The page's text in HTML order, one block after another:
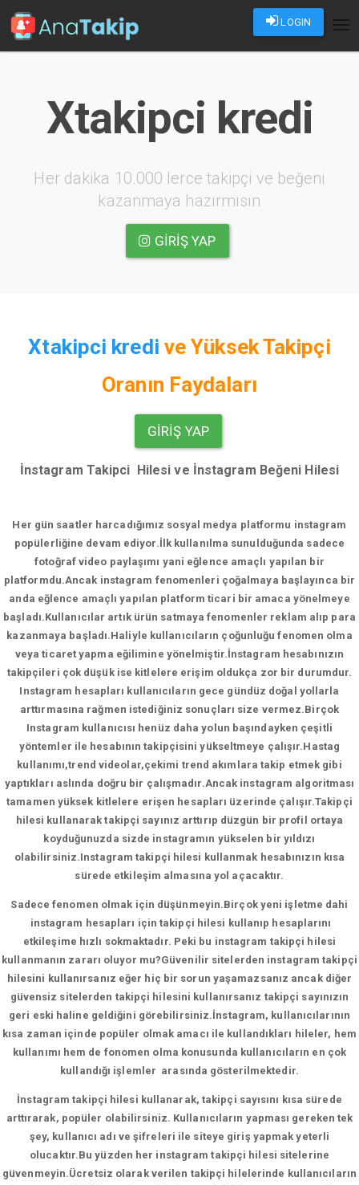
LOGIN
Xtakipci kredi
Her dakika 10.000 lerce takipçi ve beğeni
kazanmaya hazırmısın
GIRIŞ YAP
Xtakipci kredi veYüksek Takipçi
Oranın Faydaları
GIRIŞ YAP
İnstagram Takipci Hilesi ve İnstagram Beğeni Hilesi
Her gün saatler harcadığımız sosyal medya platformu instagram
popülerliğine devam ediyor.İlk kullanılma sunulduğunda sadece
fotoğraf video paylaşımı yani eğlence amaçlı yapılan bir
platformdu.Ancak instagram fenomenleri çoğalmaya başlayınca bir
anda eğlence amaçlı yapılan platform ticari bir amaca yönelmeye
başladı.Kullanıcılar artık ürün satmaya fenomenler reklam alıp para
kazanmaya başladı.Haliyle kullanıcıların çoğunluğu fenomen olma
veya ticaret yapma eğilimine yönelmiştir.İnstagram hesabınızın
takipçileri çok düşük ise kitlelere erişim oldukça zor bir durumdur.
Instagram hesapları kullanıcıların gece gündüz doğal yollarla
arttırmasına rağmen istediğiniz sonuçları size vermez.Birçok
Instagram kullanıcısı henüz daha yolun başındayken çeşitli
yöntemler ile hesabının takipçisini yükseltmeye çalışır.Hastag
kullanımı,trend videolar,çekimi trend akımlara takip etmek gibi
yaptıkları aslında doğru bir çalışmadır.Ancak instagram algoritması
tamamen yüksek kitlelere erişen hesapları üzerinde çalışır.Takipçi
hilesi kullanarak takipçi sayınız arttırıp düzgün bir profil ortaya
koyduğunuzda sizde instagramın yükselen bir yıldızı
olabilirsiniz.Instagram takipçi hilesi kullanmak hesabınızın kısa
sürede etkileşim almasına yol açacaktır.
Sadece fenomen olmak için düşünmeyin.Birçok yeni işletme dahi
instagram hesapları için takipçi hilesi kullanıp hesaplarını
etkileşime hızlı sokmaktadır. Peki bu instagram takipçi hilesi
kullanmanın zararı oluyor mu?Güvenilir sitelerden instagram takipçi
hilesini kullanırsanız eğer hiç bir sorun yaşamazsanız ancak diğer
güvensiz sitelerden takipçi hilesini kullanırsanız takipçi sayınızın
geri eski haline geldiğini görebilirsiniz.İnstagram, kullanıcılarının
kısa zaman içinde popüler olmak amacı ile kullandıkları hileler, hem
kullanımı hem de fonomen olma konusunda kullanıcıların en çok
kullandığı işlemler arasında gösterilmektedir.
İnstagram takipçi hilesi kullanarak, takipçi sayısını kısa sürede
arttırarak, popüler olabilirsiniz. Kullanıcıların yapması gereken tek
şey, kullanıcı adı ve şifreleri ile siteye giriş yapmak yeterli
olucaktır.Bu yüzden her instagram takipçi hilesi sitelerine
güvenmeyin.Ücretsiz olarak verilen takipçi hilelerinde kullanıcıların